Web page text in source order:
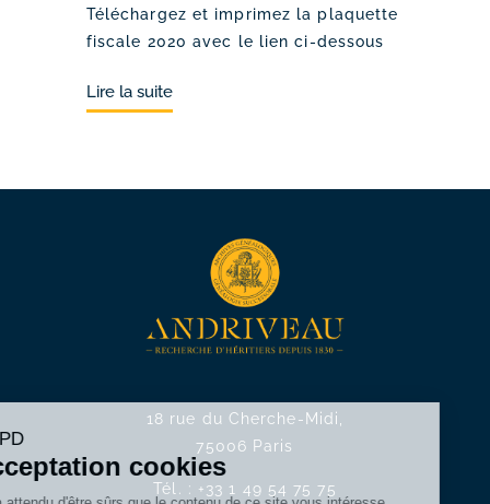
Téléchargez et imprimez la plaquette
fiscale 2020 avec le lien ci-dessous
Lire la suite
18 rue du Cherche-Midi,
75006 Paris
Tél. : +33 1 49 54 75 75